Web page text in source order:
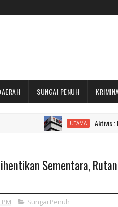
SUNGAI PENUH
UTAMA Aktivis : Pak KPK
Sementara,
PM Sungai Penuh